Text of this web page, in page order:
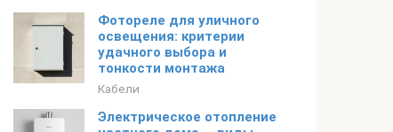
Фотореле для уличного
освещения: критерии
удачного выбора и
тонкости монтажа
Кабели
Электрическое отопление